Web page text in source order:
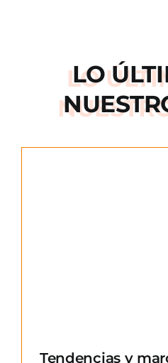
LO
Tendencias y